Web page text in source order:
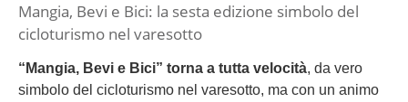
Mangia, Bevi e Bici: la sesta edizione simbolo del
cicloturismo nel varesotto
“Mangia, Bevi e Bici” torna a tutta velocità, da vero
simbolo del cicloturismo nel varesotto, ma con un animo